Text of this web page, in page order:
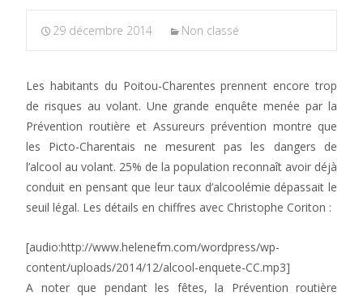
29 décembre 2014 Non classé
Les habitants du Poitou-Charentes prennent encore trop
de risques au volant. Une grande enquête menée par la
Prévention routière et Assureurs prévention montre que
les Picto-Charentais ne mesurent pas les dangers de
l’alcool au volant. 25% de la population reconnaît avoir déjà
conduit en pensant que leur taux d’alcoolémie dépassait le
seuil légal. Les détails en chiffres avec Christophe Coriton :
[audio:http://www.helenefm.com/wordpress/wp-
content/uploads/2014/12/alcool-enquete-CC.mp3]
A noter que pendant les fêtes, la Prévention routière